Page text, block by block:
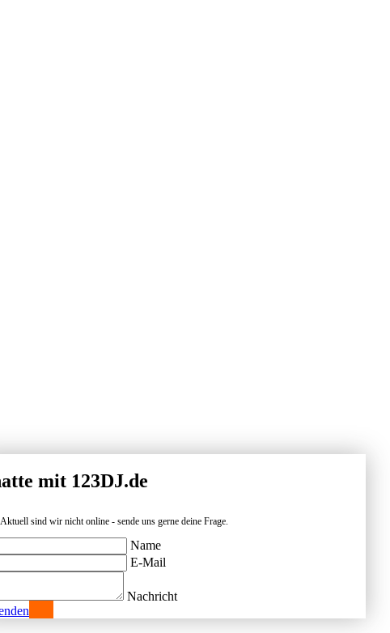
mit 123DJ.de
Aktuell sind wir nicht online - sende uns gerne deine Frage.
Name
E-Mail
Nachricht